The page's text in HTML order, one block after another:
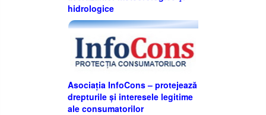
hidrologice
Asociația InfoCons – protejează
drepturile și interesele legitime
ale consumatorilor